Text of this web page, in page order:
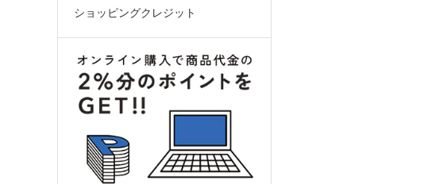
ショッピングクレジット